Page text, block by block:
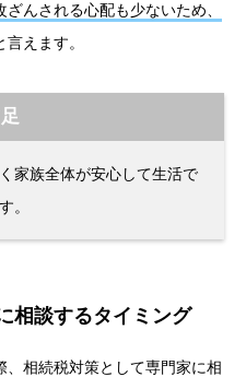
ざんされる心配も少ないため、
言えます。
家族全体が安心して生活で
。
相談するタイミング
相続税対策として専門家に相